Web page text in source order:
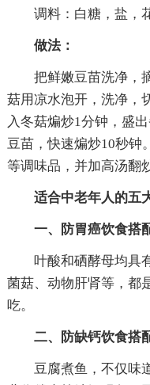
调料：白糖，盐，
做法：
把鲜嫩豆苗洗净，
菇用凉水泡开，洗净，
入冬菇煸炒1分钟，盛
豆苗，快速煸炒10秒钟
等调味品，并加高汤翻
适合中老年人的五
一、防胃癌饮食搭
叶酸和硒酵母均具
菌菇、动物肝肾等，都
吃。
二、防缺钙饮食搭
豆腐煮鱼，不仅味